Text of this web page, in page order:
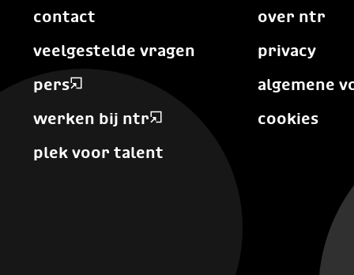
contact
veelgestelde vragen
pers
werken bij ntr
plek voor talent
over ntr
privacy
algemene
cookies